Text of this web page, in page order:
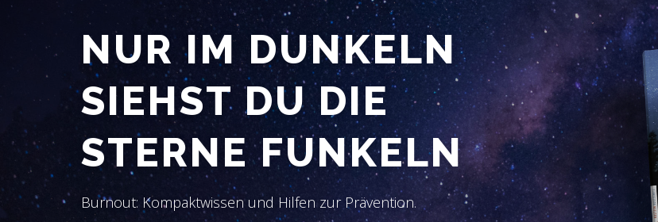
NUR IM DUNKELN
SIEHST DU DIE
STERNE FUNKELN
Burnout: Kompaktwissen und Hilfen zur Prävention.